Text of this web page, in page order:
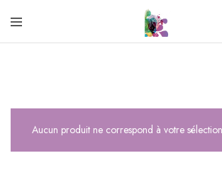
Aucun produit ne correspond à votre